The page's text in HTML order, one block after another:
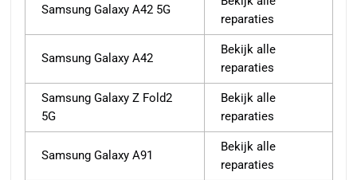
Samsung Galaxy A42 5G
reparaties
Samsung Galaxy A42
Bekijk alle
reparaties
Samsung Galaxy Z Fold2
5G
Bekijk alle
reparaties
Samsung Galaxy A91
Bekijk alle
reparaties